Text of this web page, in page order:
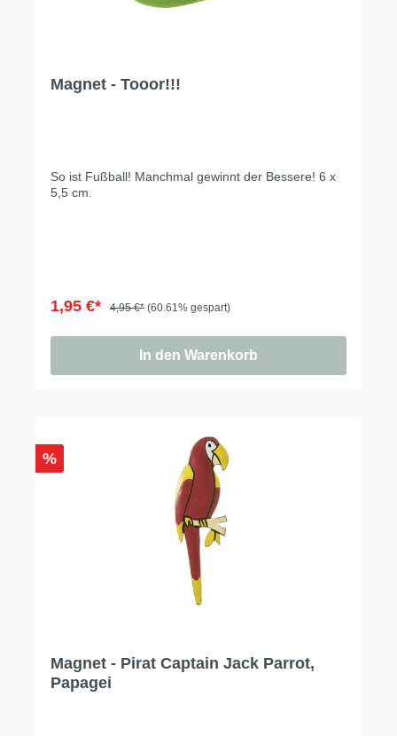
Magnet - Tooor!!!
So ist Fußball! Manchmal gewinnt der Bessere! 6 x
5,5 cm.
1,95 €* 4,95 €* (60.61% gespart)
In den Warenkorb
%
Magnet - Pirat Captain Jack Parrot,
Papagei